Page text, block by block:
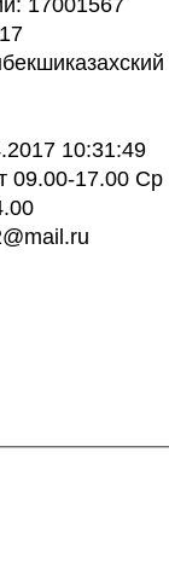
Номер государственной лицензии: 17001567
регистрации: 28.04.2017 10:31:49